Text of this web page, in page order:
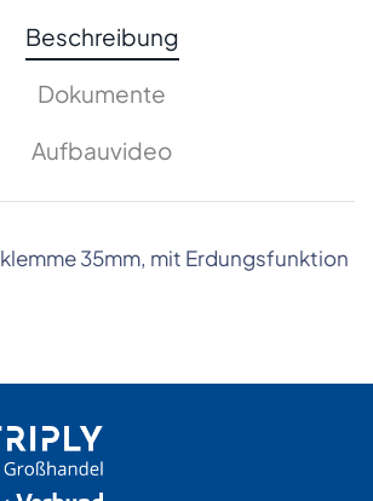
Beschreibung
Dokumente
Aufbauvideo
35mm, mit Erdungsfunktion